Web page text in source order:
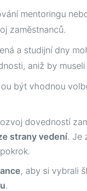
mentoringu
zaměstnanců.
a studijní dny
aniž by
být vhodnou
dovedností
strany vedení. Je
, aby si vybrali
.